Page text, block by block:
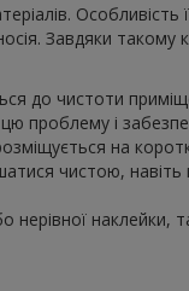
Особливість
Завдяки такому
до чистоти
проблему і
на
чистою, навіть
наклейки,